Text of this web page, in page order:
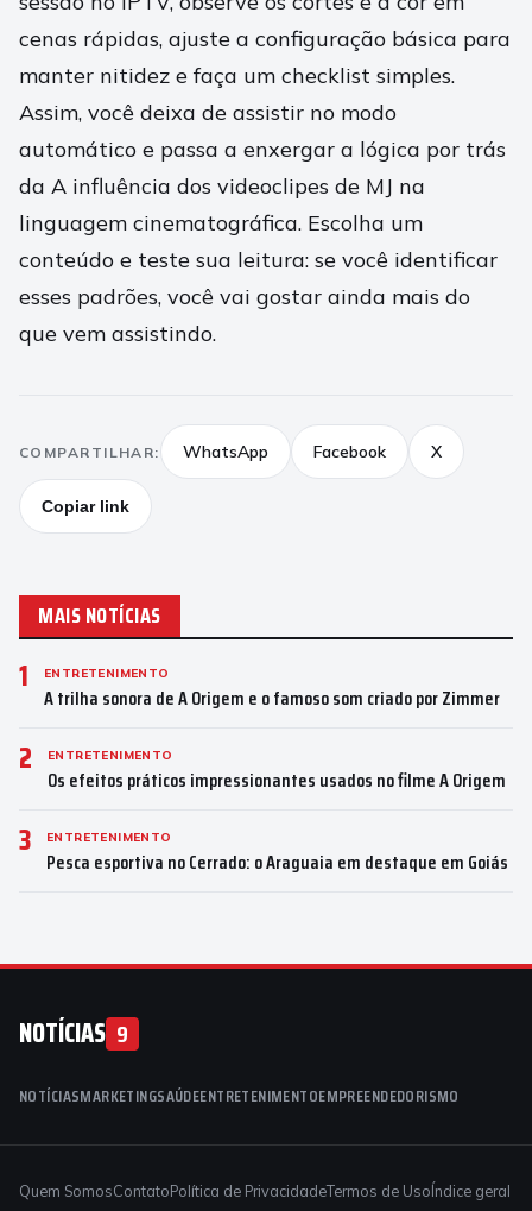
cenas rápidas, ajuste a configuração básica para
manter nitidez e faça um checklist simples.
Assim, você deixa de assistir no modo
automático e passa a enxergar a lógica por trás
da A influência dos videoclipes de MJ na
linguagem cinematográfica. Escolha um
conteúdo e teste sua leitura: se você identificar
esses padrões, você vai gostar ainda mais do
que vem assistindo.
COMPARTILHAR: WhatsApp Facebook X
Copiar link
MAIS NOTÍCIAS
1 ENTRETENIMENTO
A trilha sonora de A Origem e o famoso som criado por Zimmer
2 ENTRETENIMENTO
Os efeitos práticos impressionantes usados no filme A Origem
3 ENTRETENIMENTO
Pesca esportiva no Cerrado: o Araguaia em destaque em Goiás
NOTÍCIAS 9
NOTÍCIASMARKETINGSAÚDEENTRETENIMENTOEMPREENDEDORISMO
Quem SomosContatoPolítica de PrivacidadeTermos de UsoÍndice geral